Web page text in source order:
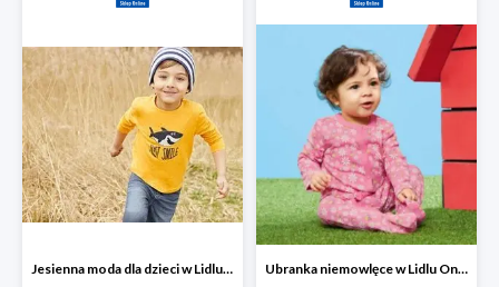
Jesienna moda dla dzieci w Lidlu Online do -30% Ubranka niemowlęce w Lidlu Online do -80%